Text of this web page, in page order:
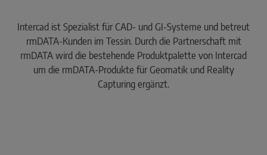
Intercad ist Spezialist für CAD- und GI-Systeme und betreut
rmDATA-Kunden im Tessin. Durch die Partnerschaft mit
rmDATA wird die bestehende Produktpalette von Intercad
um die rmDATA-Produkte für Geomatik und Reality
Capturing ergänzt.